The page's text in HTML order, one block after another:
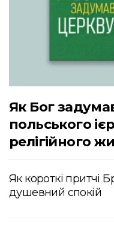
Як Бог
польського
релігійного
Як короткі притчі
душевний спокій